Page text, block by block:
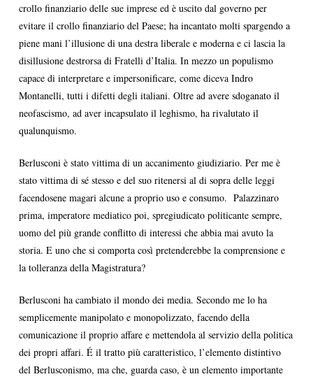
crollo finanziario delle sue imprese ed è uscito dal governo per
evitare il crollo finanziario del Paese; ha incantato molti spargendo a
piene mani l’illusione di una destra liberale e moderna e ci lascia la
disillusione destrorsa di Fratelli d’Italia. In mezzo un populismo
capace di interpretare e impersonificare, come diceva Indro
Montanelli, tutti i difetti degli italiani. Oltre ad avere sdoganato il
neofascismo, ad aver incapsulato il leghismo, ha rivalutato il
qualunquismo.
Berlusconi è stato vittima di un accanimento giudiziario. Per me è
stato vittima di sé stesso e del suo ritenersi al di sopra delle leggi
facendosene magari alcune a proprio uso e consumo. Palazzinaro
prima, imperatore mediatico poi, spregiudicato politicante sempre,
uomo del più grande conflitto di interessi che abbia mai avuto la
storia. E uno che si comporta così pretenderebbe la comprensione e
la tolleranza della Magistratura?
Berlusconi ha cambiato il mondo dei media. Secondo me lo ha
semplicemente manipolato e monopolizzato, facendo della
comunicazione il proprio affare e mettendola al servizio della politica
dei propri affari. É il tratto più caratteristico, l’elemento distintivo
del Berlusconismo, ma che, guarda caso, è un elemento importante